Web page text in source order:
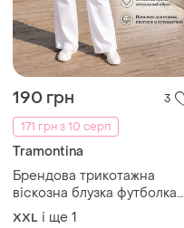
190 грн
3
171 грн з 10 серп
Tramontina
Брендова трикотажна
віскозна блузка футболка
великого розміру
XXL і ще 1